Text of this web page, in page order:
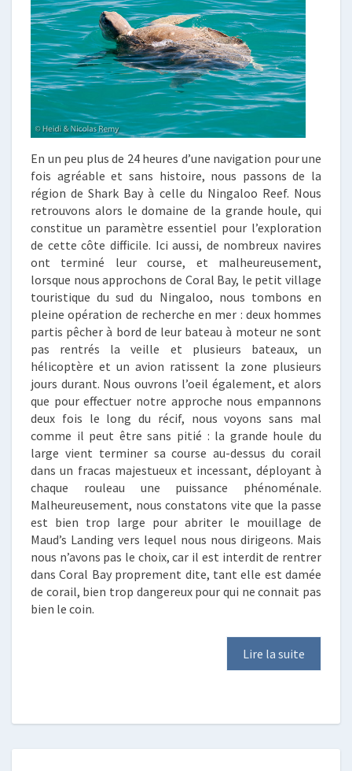
En un peu plus de 24 heures d’une navigation pour une
fois agréable et sans histoire, nous passons de la
région de Shark Bay à celle du Ningaloo Reef. Nous
retrouvons alors le domaine de la grande houle, qui
constitue un paramètre essentiel pour l’exploration
de cette côte difficile. Ici aussi, de nombreux navires
ont terminé leur course, et malheureusement,
lorsque nous approchons de Coral Bay, le petit village
touristique du sud du Ningaloo, nous tombons en
pleine opération de recherche en mer : deux hommes
partis pêcher à bord de leur bateau à moteur ne sont
pas rentrés la veille et plusieurs bateaux, un
hélicoptère et un avion ratissent la zone plusieurs
jours durant. Nous ouvrons l’oeil également, et alors
que pour effectuer notre approche nous empannons
deux fois le long du récif, nous voyons sans mal
comme il peut être sans pitié : la grande houle du
large vient terminer sa course au-dessus du corail
dans un fracas majestueux et incessant, déployant à
chaque rouleau une puissance phénoménale.
Malheureusement, nous constatons vite que la passe
est bien trop large pour abriter le mouillage de
Maud’s Landing vers lequel nous nous dirigeons. Mais
nous n’avons pas le choix, car il est interdit de rentrer
dans Coral Bay proprement dite, tant elle est damée
de corail, bien trop dangereux pour qui ne connait pas
bien le coin.
Lire la suite